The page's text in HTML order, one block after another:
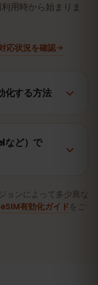
用時から始まりま
応状況を確認
化する方法
ど）で
ョンによって多少異な
eSIM有効化ガイドをご